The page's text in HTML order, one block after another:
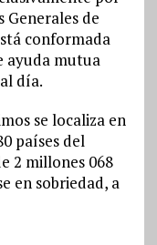
Generales de
conformada
ayuda mutua
día.
se localiza en
países del
2 millones 068
en sobriedad, a